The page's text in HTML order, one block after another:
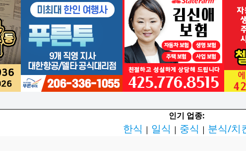
인기 업종:
한식 | 일식 | 중식 | 분식/치